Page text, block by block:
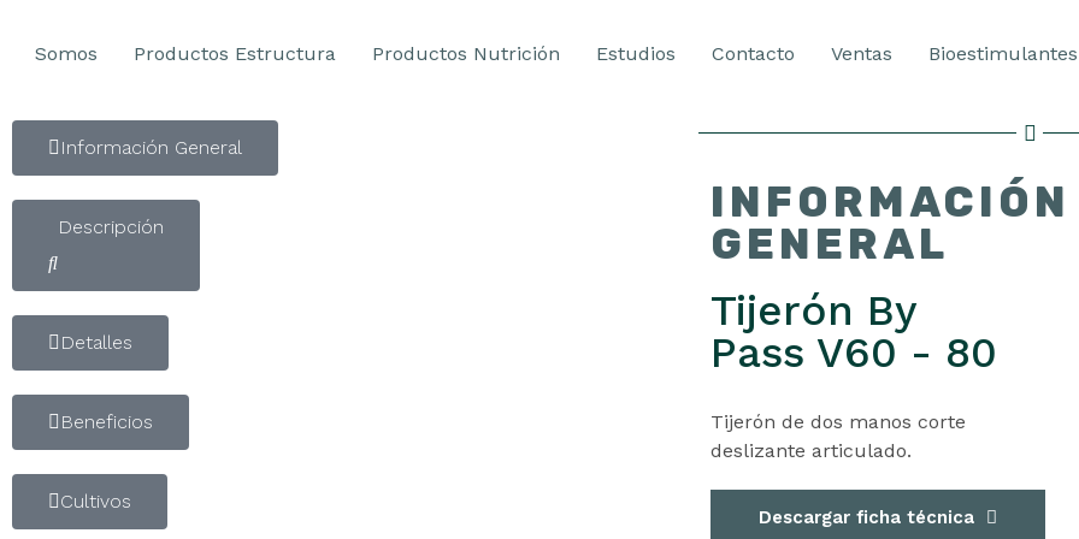
Somos Productos Estructura Productos Nutrición Estudios Contacto Ventas
Información General
Descripción
Detalles
Beneficios
Cultivos
INFORMACIÓN
GENERAL
Tijerón By
Pass V60 - 80
Tijerón de dos manos corte
deslizante articulado.
Descargar ficha técnica